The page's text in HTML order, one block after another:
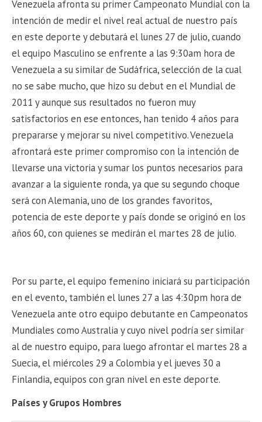
Venezuela afronta su primer Campeonato Mundial con la
intención de medir el nivel real actual de nuestro país
en este deporte y debutará el lunes 27 de julio, cuando
el equipo Masculino se enfrente a las 9:30am hora de
Venezuela a su similar de Sudáfrica, selección de la cual
no se sabe mucho, que hizo su debut en el Mundial de
2011 y aunque sus resultados no fueron muy
satisfactorios en ese entonces, han tenido 4 años para
prepararse y mejorar su nivel competitivo. Venezuela
afrontará este primer compromiso con la intención de
llevarse una victoria y sumar los puntos necesarios para
avanzar a la siguiente ronda, ya que su segundo choque
será con Alemania, uno de los grandes favoritos,
potencia de este deporte y país donde se originó en los
años 60, con quienes se medirán el martes 28 de julio.
Por su parte, el equipo femenino iniciará su participación
en el evento, también el lunes 27 a las 4:30pm hora de
Venezuela ante otro equipo debutante en Campeonatos
Mundiales como Australia y cuyo nivel podría ser similar
al de nuestro equipo, para luego afrontar el martes 28 a
Suecia, el miércoles 29 a Colombia y el jueves 30 a
Finlandia, equipos con gran nivel en este deporte.
Países y Grupos Hombres